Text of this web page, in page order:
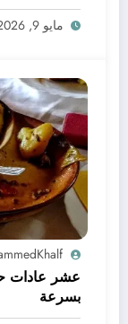
مايو 9, 2026
عشر عادات
بسرعة